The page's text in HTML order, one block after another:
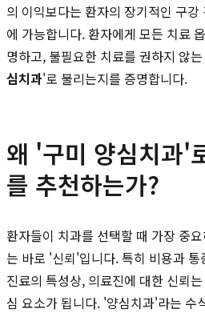
의 이익보다는 환자의 장기적인 구
에 가능합니다. 환자에게 모든 치료
명하고, 불필요한 치료를 권하지 않
심치과'로 불리는지를 증명합니다.
왜 '구미 양심치과'
를 추천하는가?
환자들이 치과를 선택할 때 가장 중
는 바로 '신뢰'입니다. 특히 비용과
진료의 특성상, 의료진에 대한 신뢰
심 요소가 됩니다. '양심치과'라는 수